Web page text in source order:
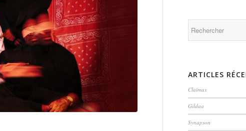
ARTICLES
Claïmax
Gildaa
Synapson